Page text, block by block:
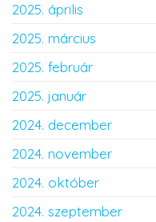
2025. április
2025. március
2025. február
2025. január
2024. december
2024. november
2024. október
2024. szeptember